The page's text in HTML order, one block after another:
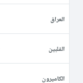
العراق
الفلبين
الكاميرون